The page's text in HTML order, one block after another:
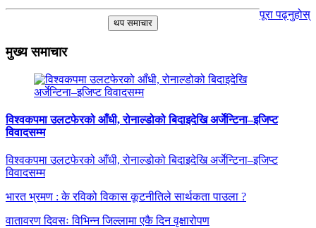
पूरा पढ्नुहोस्
थप समाचार
मुख्य समाचार
विश्वकपमा उलटफेरको आँधी, रोनाल्डोको बिदाइदेखि अर्जेन्टिना–इजिप्ट
विवादसम्म
विश्वकपमा उलटफेरको आँधी, रोनाल्डोको बिदाइदेखि अर्जेन्टिना–इजिप्ट
विवादसम्म
भारत भ्रमण : के रविको विकास कूटनीतिले सार्थकता पाउला ?
वातावरण दिवसः विभिन्न जिल्लामा एकै दिन वृक्षारोपण